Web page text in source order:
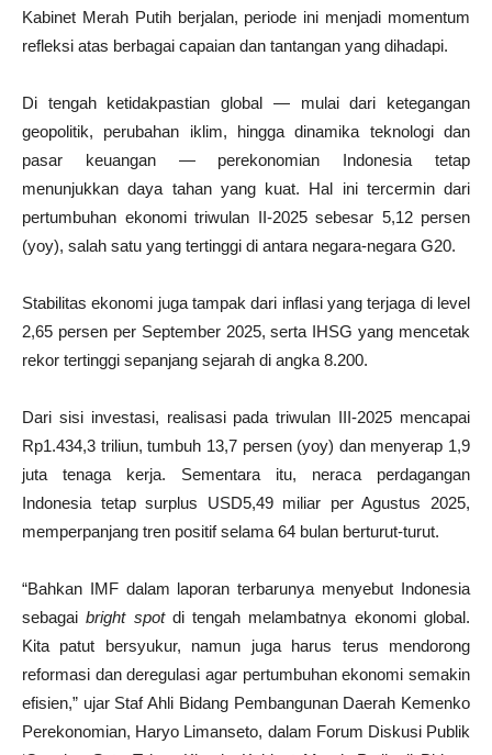
Kabinet Merah Putih berjalan, periode ini menjadi momentum
refleksi atas berbagai capaian dan tantangan yang dihadapi.
Di tengah ketidakpastian global — mulai dari ketegangan
geopolitik, perubahan iklim, hingga dinamika teknologi dan
pasar keuangan — perekonomian Indonesia tetap
menunjukkan daya tahan yang kuat. Hal ini tercermin dari
pertumbuhan ekonomi triwulan II-2025 sebesar 5,12 persen
(yoy), salah satu yang tertinggi di antara negara-negara G20.
Stabilitas ekonomi juga tampak dari inflasi yang terjaga di level
2,65 persen per September 2025, serta IHSG yang mencetak
rekor tertinggi sepanjang sejarah di angka 8.200.
Dari sisi investasi, realisasi pada triwulan III-2025 mencapai
Rp1.434,3 triliun, tumbuh 13,7 persen (yoy) dan menyerap 1,9
juta tenaga kerja. Sementara itu, neraca perdagangan
Indonesia tetap surplus USD5,49 miliar per Agustus 2025,
memperpanjang tren positif selama 64 bulan berturut-turut.
“Bahkan IMF dalam laporan terbarunya menyebut Indonesia
sebagaibright spotdi tengah melambatnya ekonomi global.
Kita patut bersyukur, namun juga harus terus mendorong
reformasi dan deregulasi agar pertumbuhan ekonomi semakin
efisien,” ujar Staf Ahli Bidang Pembangunan Daerah Kemenko
Perekonomian, Haryo Limanseto, dalam Forum Diskusi Publik